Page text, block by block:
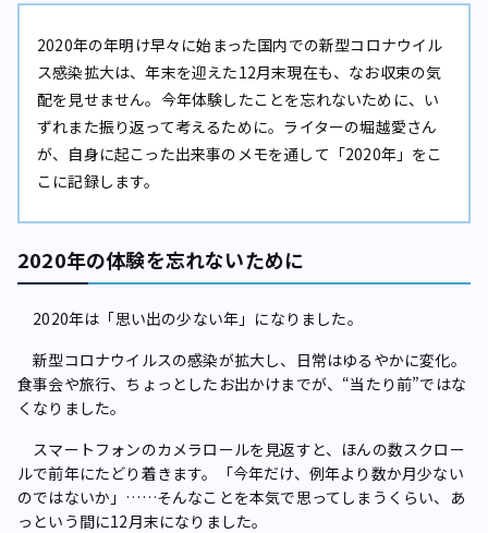
2020年の年明け早々に始まった国内での新型コロナウイル
ス感染拡大は、年末を迎えた12月末現在も、なお収束の気
配を見せません。今年体験したことを忘れないために、い
ずれまた振り返って考えるために――。ライターの堀越愛さん
が、自身に起こった出来事のメモを通して「2020年」をこ
こに記録します。
2020年の体験を忘れないために
2020年は「思い出の少ない年」になりました。
新型コロナウイルスの感染が拡大し、日常はゆるやかに変化。
食事会や旅行、ちょっとしたお出かけまでが、“当たり前”ではな
くなりました。
スマートフォンのカメラロールを見返すと、ほんの数スクロー
ルで前年にたどり着きます。「今年だけ、例年より数か月少ない
のではないか」……そんなことを本気で思ってしまうくらい、あ
っという間に12月末になりました。